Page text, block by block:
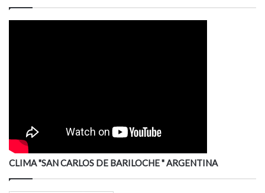
CLIMA "SAN CARLOS DE BARILOCHE " ARGENTINA